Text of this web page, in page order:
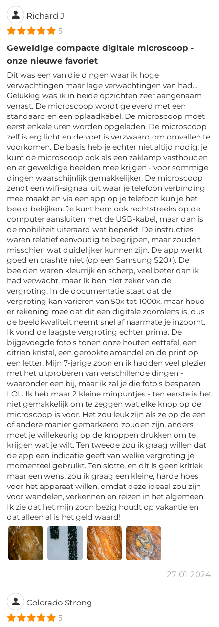
Richard J
5
Geweldige compacte digitale microscoop -
onze nieuwe favoriet
Dit was een van die dingen waar ik hoge
verwachtingen maar lage verwachtingen van had...
Gelukkig was ik in beide opzichten zeer aangenaam
verrast. De microscoop wordt geleverd met een
standaard en een oplaadkabel. De microscoop moet
eerst enkele uren worden opgeladen. De microscoop
zelf is erg licht en de voet is verzwaard om omvallen te
voorkomen. De basis heb je echter niet altijd nodig; je
kunt de microscoop ook als een zaklamp vasthouden
en er geweldige beelden mee krijgen - voor sommige
dingen waarschijnlijk gemakkelijker. De microscoop
zendt een wifi-signaal uit waar je telefoon verbinding
mee maakt en via een app op je telefoon kun je het
beeld bekijken. Je kunt hem ook rechtstreeks op de
computer aansluiten met de USB-kabel, maar dan is
de mobiliteit uiteraard wat beperkt. De instructies
waren relatief eenvoudig te begrijpen, maar zouden
misschien wat duidelijker kunnen zijn. De app werkt
goed en crashte niet (op een Samsung S20+). De
beelden waren kleurrijk en scherp, veel beter dan ik
had verwacht, maar ik ben niet zeker van de
vergroting. In de documentatie staat dat de
vergroting kan variëren van 50x tot 1000x, maar houd
er rekening mee dat dit een digitale zoomlens is, dus
de beeldkwaliteit neemt snel af naarmate je inzoomt.
Ik vond de laagste vergroting echter prima. De
bijgevoegde foto's tonen onze houten eettafel, een
citrien kristal, een gerookte amandel en de print op
een letter. Mijn 7-jarige zoon en ik hadden veel plezier
met het uitproberen van verschillende dingen -
waaronder een bij, maar ik zal je die foto's besparen
LOL. Ik heb maar 2 kleine minpuntjes - ten eerste is het
niet gemakkelijk om te zeggen wat elke knop op de
microscoop is voor. Het zou leuk zijn als ze op de een
of andere manier gemarkeerd zouden zijn, anders
moet je willekeurig op de knoppen drukken om te
krijgen wat je wilt. Ten tweede zou ik graag willen dat
de app een indicatie geeft van welke vergroting je
momenteel gebruikt. Ten slotte, en dit is geen kritiek
maar een wens, zou ik graag een kleine, harde hoes
voor het apparaat willen, omdat deze ideaal zou zijn
voor wandelen, verkennen en reizen in het algemeen.
Ik zie dat het mijn zoon bezig houdt op vakantie en
dat alleen al is het geld waard!
27-01-2024
Colorado Strong
5